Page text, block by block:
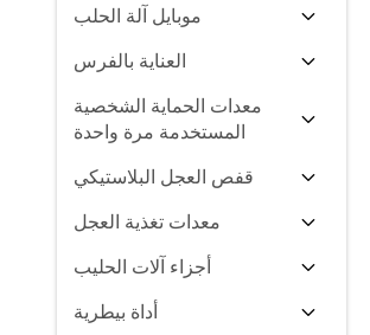
موبايل آلة الحلب
العناية بالفرس
معدات الحماية الشخصية
المستخدمة مرة واحدة
قفص العجل البلاستيكي
معدات تغذية العجل
أجزاء آلات الحليب
أداة بيطرية